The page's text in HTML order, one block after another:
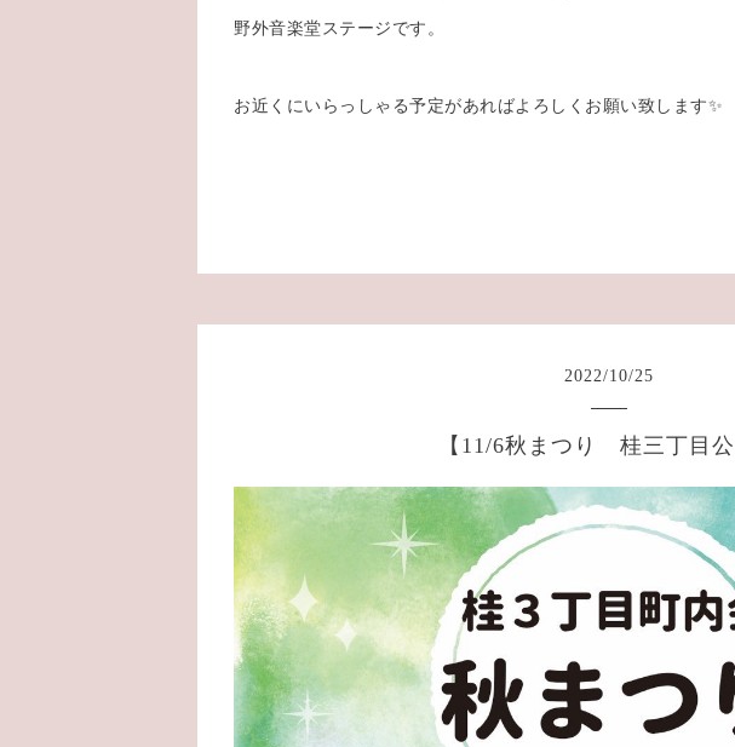
野外音楽堂ステージです。
お近くにいらっしゃる予定があればよろしくお願い致します✨
2022/10/25
【11/6秋まつり 桂三丁目